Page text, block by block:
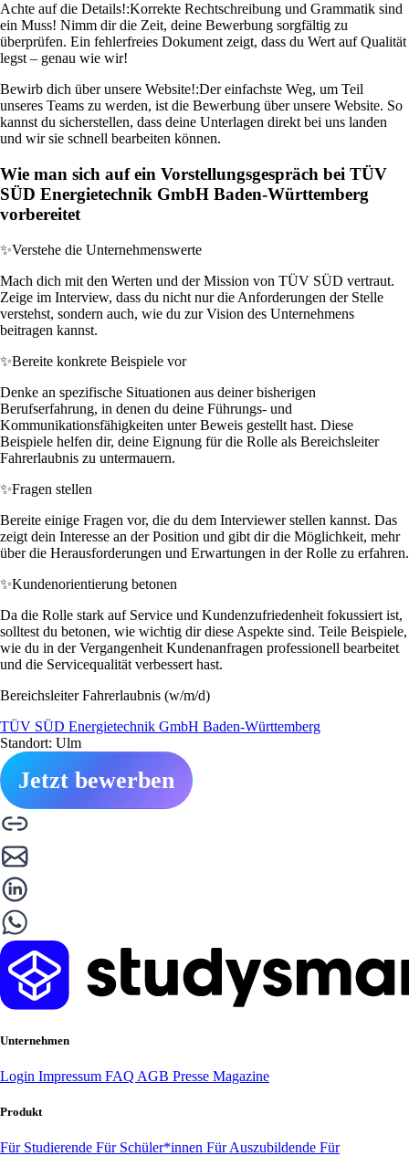
Achte auf die Details!:Korrekte Rechtschreibung und Grammatik sind
ein Muss! Nimm dir die Zeit, deine Bewerbung sorgfältig zu
überprüfen. Ein fehlerfreies Dokument zeigt, dass du Wert auf Qualität
legst – genau wie wir!
Bewirb dich über unsere Website!:Der einfachste Weg, um Teil
unseres Teams zu werden, ist die Bewerbung über unsere Website. So
kannst du sicherstellen, dass deine Unterlagen direkt bei uns landen
und wir sie schnell bearbeiten können.
Wie man sich auf ein Vorstellungsgespräch bei TÜV
SÜD Energietechnik GmbH Baden-Württemberg
vorbereitet
✨Verstehe die Unternehmenswerte
Mach dich mit den Werten und der Mission von TÜV SÜD vertraut.
Zeige im Interview, dass du nicht nur die Anforderungen der Stelle
verstehst, sondern auch, wie du zur Vision des Unternehmens
beitragen kannst.
✨Bereite konkrete Beispiele vor
Denke an spezifische Situationen aus deiner bisherigen
Berufserfahrung, in denen du deine Führungs- und
Kommunikationsfähigkeiten unter Beweis gestellt hast. Diese
Beispiele helfen dir, deine Eignung für die Rolle als Bereichsleiter
Fahrerlaubnis zu untermauern.
✨Fragen stellen
Bereite einige Fragen vor, die du dem Interviewer stellen kannst. Das
zeigt dein Interesse an der Position und gibt dir die Möglichkeit, mehr
über die Herausforderungen und Erwartungen in der Rolle zu erfahren.
✨Kundenorientierung betonen
Da die Rolle stark auf Service und Kundenzufriedenheit fokussiert ist,
solltest du betonen, wie wichtig dir diese Aspekte sind. Teile Beispiele,
wie du in der Vergangenheit Kundenanfragen professionell bearbeitet
und die Servicequalität verbessert hast.
Bereichsleiter Fahrerlaubnis (w/m/d)
TÜV SÜD Energietechnik GmbH Baden-Württemberg
Standort: Ulm
Jetzt bewerben
Unternehmen
Login Impressum FAQ AGB Presse Magazine
Produkt
Für Studierende Für Schüler*innen Für Auszubildende Für